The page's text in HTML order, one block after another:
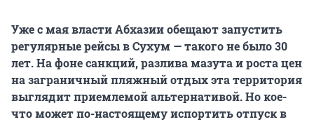
Уже с мая власти Абхазии обещают запустить
регулярные рейсы в Сухум — такого не было 30
лет. На фоне санкций, разлива мазута и роста цен
на заграничный пляжный отдых эта территория
выглядит приемлемой альтернативой. Но кое-
что может по-настоящему испортить отпуск в